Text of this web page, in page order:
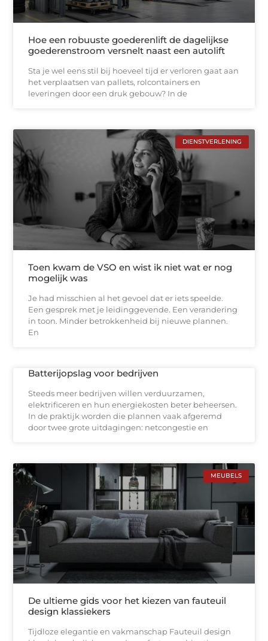
Hoe een robuuste goederenlift de dagelijkse
goederenstroom versnelt naast een autolift
Sta je wel eens stil bij hoeveel tijd er verloren gaat aan
het verplaatsen van pallets, rolcontainers en
leveringen door een druk gebouw? In de
DIENSTVERLENING
Toen kwam de VSO en wist ik niet wat er nog
mogelijk was
Je had misschien al het gevoel dat er iets speelde.
Een gesprek met je leidinggevende. Een verandering
in toon. Minder betrokkenheid bij nieuwe plannen.
En
Batterijopslag voor bedrijven
Steeds meer bedrijven willen verduurzamen,
elektrificeren en hun energiekosten beter beheersen.
In de praktijk worden die plannen vaak afgeremd
door twee grote uitdagingen: netcongestie en
MEUBELS
De ultieme gids voor het kiezen van fauteuil
design klassiekers
Tijdloze elegantie en vakmanschap Fauteuil design